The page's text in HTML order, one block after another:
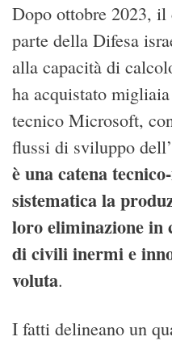
Dopo ottobre 2023,
parte della Difesa
alla capacità di
ha acquistato
tecnico Microsoft,
flussi di sviluppo
è una catena
sistematica la
loro eliminazione in
di civili inermi e
voluta.
I fatti delineano un